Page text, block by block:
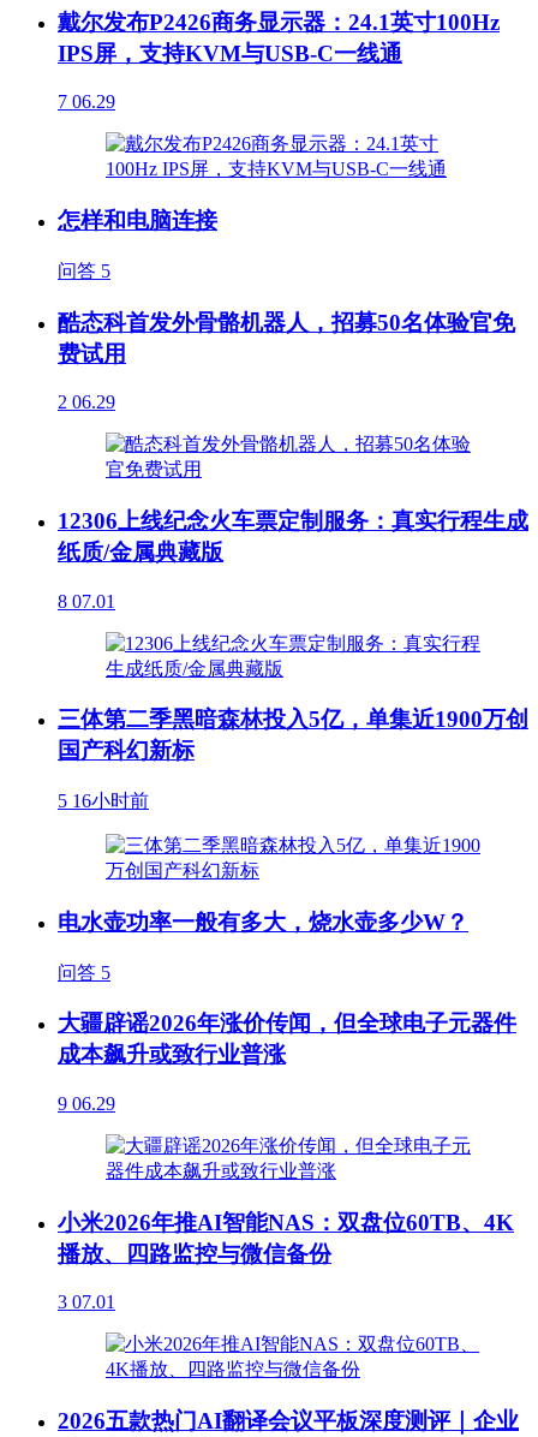
戴尔发布P2426商务显示器：24.1英寸100Hz
IPS屏，支持KVM与USB-C一线通
7 06.29
怎样和电脑连接
问答 5
酷态科首发外骨骼机器人，招募50名体验官免
费试用
2 06.29
12306上线纪念火车票定制服务：真实行程生成
纸质/金属典藏版
8 07.01
三体第二季黑暗森林投入5亿，单集近1900万创
国产科幻新标
5 16小时前
电水壶功率一般有多大，烧水壶多少W？
问答 5
大疆辟谣2026年涨价传闻，但全球电子元器件
成本飙升或致行业普涨
9 06.29
小米2026年推AI智能NAS：双盘位60TB、4K
播放、四路监控与微信备份
3 07.01
2026五款热门AI翻译会议平板深度测评｜企业